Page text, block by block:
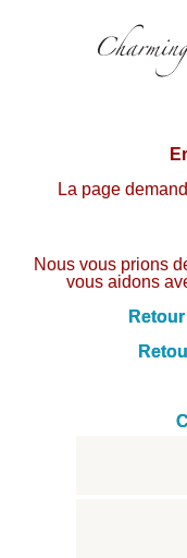
La page
Nous vous prions
vous aidons